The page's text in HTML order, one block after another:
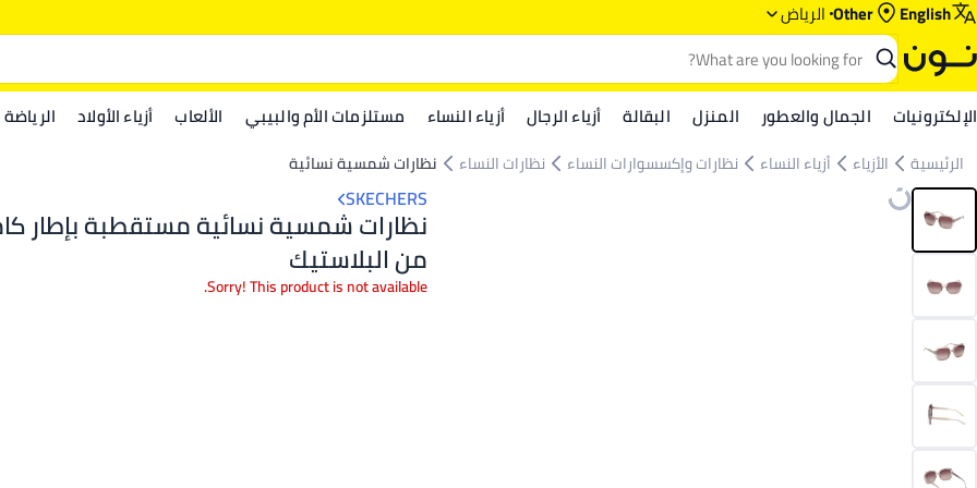
English
Other الرياض‎‎
الإلكترونيات الجمال والعطور المنزل البقالة أزياء الرجال أزياء النساء مستلزمات الأم والبيبي الألعاب أزياء الأولاد الرياضة
الرئيسية الأزياء أزياء النساء نظارات وإكسسوارات النساء نظارات النساء نظارات شمسية نسائية
SKECHERS
نظارات شمسية نسائية مستقطبة بإطار
من البلاستيك
Sorry! This product is not available.